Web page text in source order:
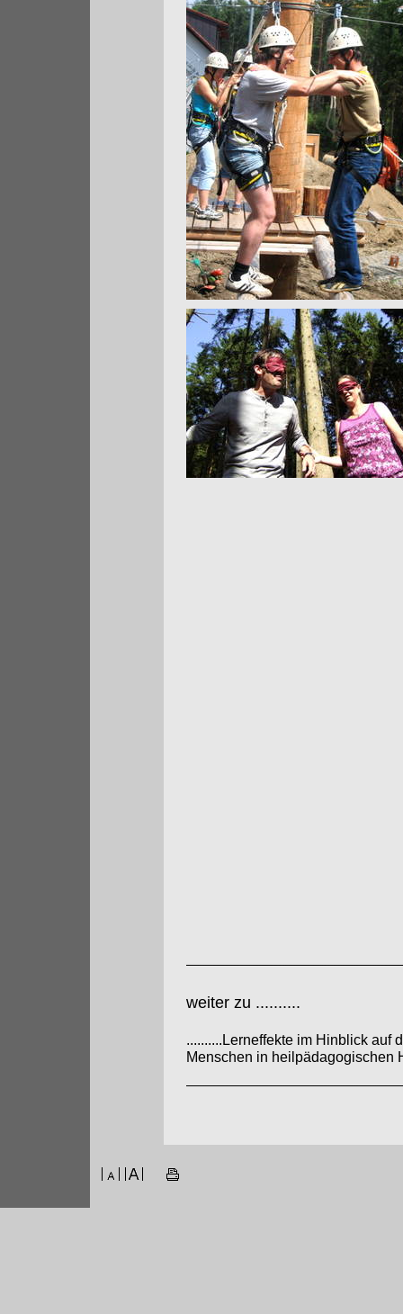
weiter zu ..........
..........Lerneffekte im Hinblick auf
Menschen in heilpädagogischen